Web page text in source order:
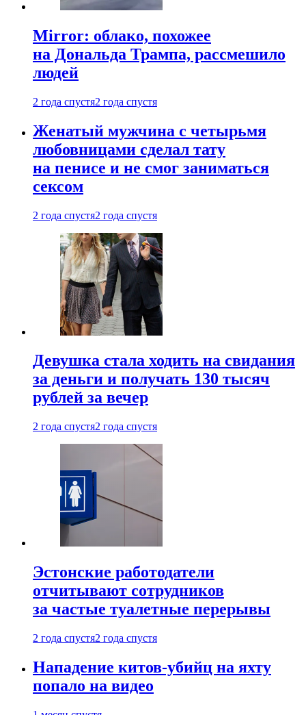
Mirror: облако, похожее
на Дональда Трампа, рассмешило
людей
2 года спустя2 года спустя
Женатый мужчина с четырьмя
любовницами сделал тату
на пенисе и не смог заниматься
сексом
2 года спустя2 года спустя
Девушка стала ходить на свидания
за деньги и получать 130 тысяч
рублей за вечер
2 года спустя2 года спустя
Эстонские работодатели
отчитывают сотрудников
за частые туалетные перерывы
2 года спустя2 года спустя
Нападение китов-убийц на яхту
попало на видео